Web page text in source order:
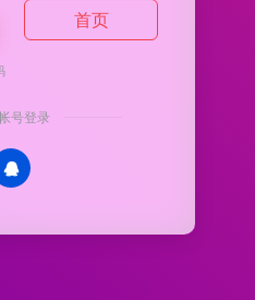
首页
号登录